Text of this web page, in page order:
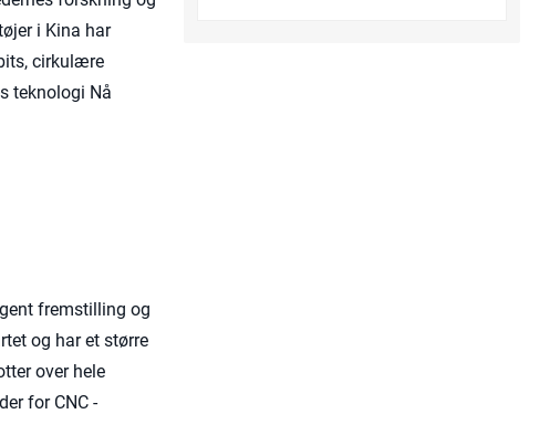
i Kina har
cirkulære
teknologi Nå
fremstilling og
og har et større
over hele
for CNC -